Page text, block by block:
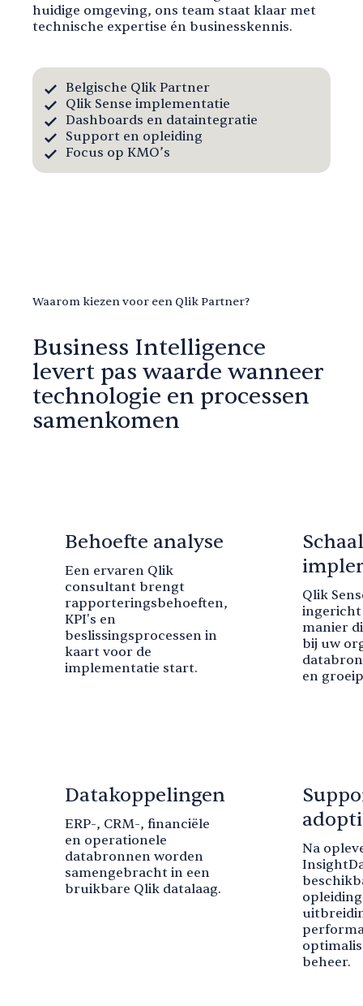
huidige omgeving, ons team staat klaar met
technische expertise én businesskennis.
Belgische Qlik Partner
Qlik Sense implementatie
Dashboards en dataintegratie
Support en opleiding
Focus op KMO’s
Waarom kiezen voor een Qlik Partner?
Business Intelligence
levert pas waarde wanneer
technologie en processen
samenkomen
Behoefte analyse
Een ervaren Qlik
consultant brengt
rapporteringsbehoeften,
KPI's en
beslissingsprocessen in
kaart voor de
implementatie start.
Qlik
ingericht
manier
bij uw
en
Datakoppelingen
ERP-, CRM-, financiële
en operationele
databronnen worden
samengebracht in een
bruikbare Qlik datalaag.
Na
beheer.